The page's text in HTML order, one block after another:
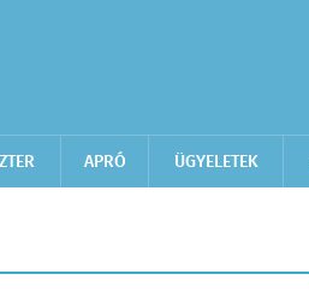
APRÓ ÜGYELETEK